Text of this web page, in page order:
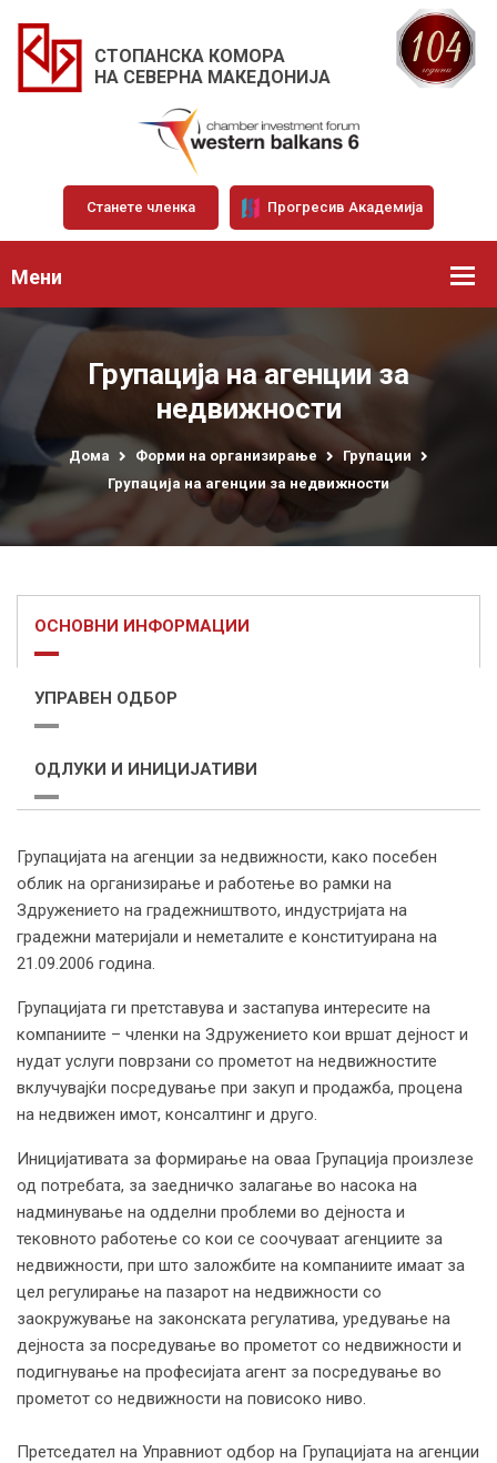
СТОПАНСКА КОМОРА
НА СЕВЕРНА МАКЕДОНИЈА
Станете членка Прогресив Академија
Мени
Групација на агенции за
недвижности
Дома Форми на организирање
Групации
Групација на агенции за недвижности
ОСНОВНИ ИНФОРМАЦИИ
УПРАВЕН ОДБОР
ОДЛУКИ И ИНИЦИЈАТИВИ
Групацијата на агенции за недвижности, како посебен
облик на организирање и работење во рамки на
Здружението на градежништвото, индустријата на
градежни материјали и неметалите е конституирана на
21.09.2006 година.
Групацијата ги претставува и застапува интересите на
компаниите – членки на Здружението кои вршат дејност и
нудат услуги поврзани со прометот на недвижностите
вклучувајќи посредување при закуп и продажба, процена
на недвижен имот, консалтинг и друго.
Иницијативата за формирање на оваа Групација произлезе
од потребата, за заедничко залагање во насока на
надминување на одделни проблеми во дејноста и
тековното работење со кои се соочуваат агенциите за
недвижности, при што заложбите на компаниите имаат за
цел регулирање на пазарот на недвижности со
заокружување на законската регулатива, уредување на
дејноста за посредување во прометот со недвижности и
подигнување на професијата агент за посредување во
прометот со недвижности на повисоко ниво.
Претседател на Управниот одбор на Групацијата на агенции